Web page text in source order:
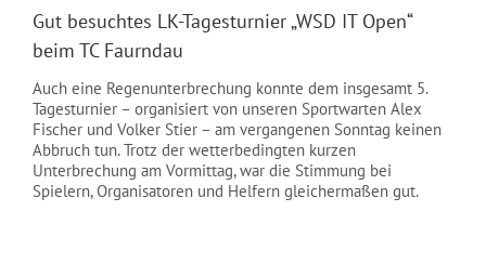
Gut besuchtes LK-Tagesturnier „WSD IT Open“
beim TC Faurndau
Auch eine Regenunterbrechung konnte dem insgesamt 5.
Tagesturnier – organisiert von unseren Sportwarten Alex
Fischer und Volker Stier – am vergangenen Sonntag keinen
Abbruch tun. Trotz der wetterbedingten kurzen
Unterbrechung am Vormittag, war die Stimmung bei
Spielern, Organisatoren und Helfern gleichermaßen gut.